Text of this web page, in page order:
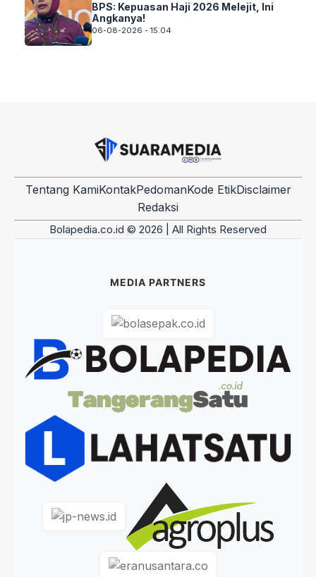
BPS: Kepuasan Haji 2026 Melejit, Ini
Angkanya!
06-08-2026 - 15.04
Tentang KamiKontakPedomanKode EtikDisclaimer
Redaksi
Bolapedia.co.id © 2026 | All Rights Reserved
MEDIA PARTNERS